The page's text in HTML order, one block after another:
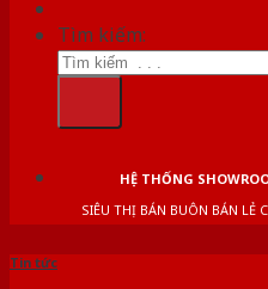
Tìm kiếm:
HỆ THỐNG
SIÊU THỊ BÁN BUÔN BÁN LẺ
Tin tức